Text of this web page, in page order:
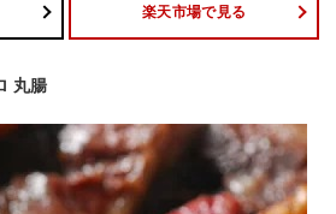
楽天市場で見る
丸腸